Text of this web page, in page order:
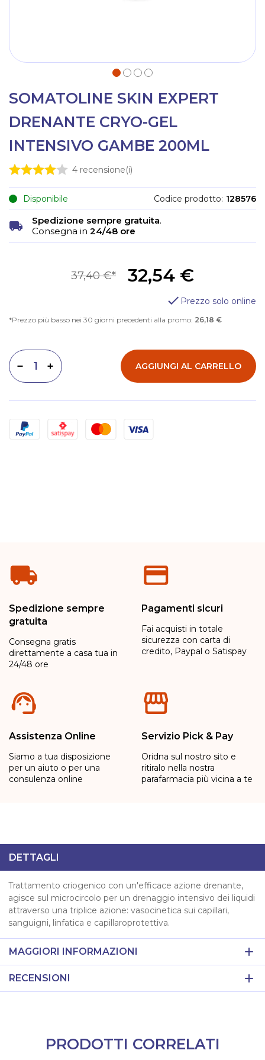
SOMATOLINE SKIN EXPERT
DRENANTE CRYO-GEL
INTENSIVO GAMBE 200ML
4 recensione(i)
Disponibile Codice prodotto 128576
Spedizione sempre gratuita.
Consegna in 24/48 ore
32,54 €
37,40 €
Prezzo solo online
Prezzo più basso nei 30 giorni precedenti alla promo: 26,18 €
Aumenta quantità
Diminuisci quantità AGGIUNGI AL CARRELLO
Metodi di pagamento
Spedizione sempre
gratuita
Consegna gratis
direttamente a casa tua in
24/48 ore
Pagamenti sicuri
Fai acquisti in totale
sicurezza con carta di
credito, Paypal o Satispay
Assistenza Online
Siamo a tua disposizione
per un aiuto o per una
consulenza online
Servizio Pick & Pay
Oridna sul nostro sito e
ritiralo nella nostra
parafarmacia più vicina a te
DETTAGLI
Trattamento criogenico con un'efficace azione drenante,
agisce sul microcircolo per un drenaggio intensivo dei liquidi
attraverso una triplice azione: vasocinetica sui capillari,
sanguigni, linfatica e capillaroprotettiva.
MAGGIORI INFORMAZIONI
RECENSIONI
PRODOTTI CORRELATI